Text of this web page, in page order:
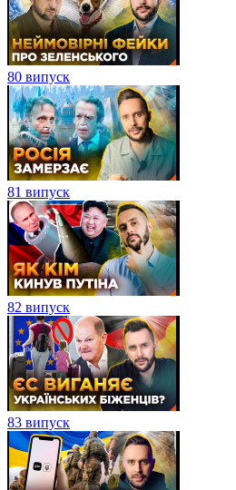
80 випуск
81 випуск
82 випуск
83 випуск